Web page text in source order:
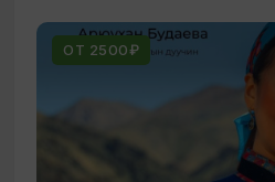
ОТ 2500₽